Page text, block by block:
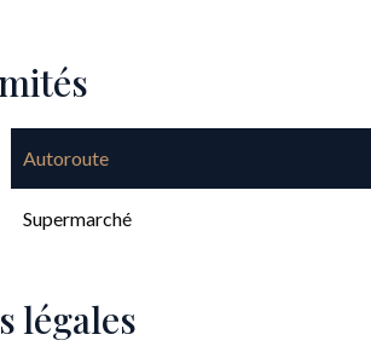
Autoroute
Supermarché
légales